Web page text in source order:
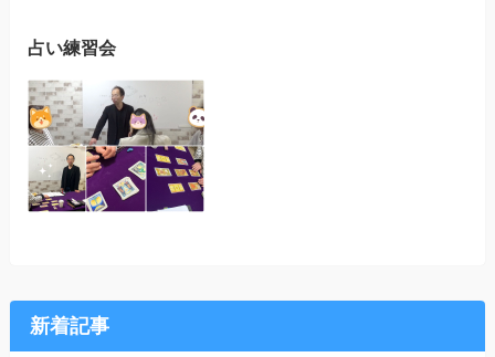
占い練習会
新着記事